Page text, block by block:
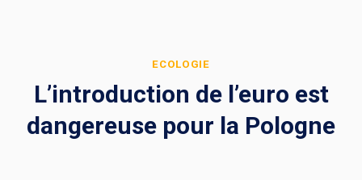
ECOLOGIE
L’introduction de l’euro est
dangereuse pour la Pologne